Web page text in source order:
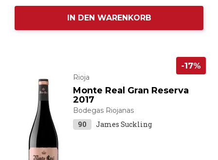
IN DEN WARENKORB
Rioja
Monte Real Gran Reserva
2017
Bodegas Riojanas
90 James Suckling
-17%